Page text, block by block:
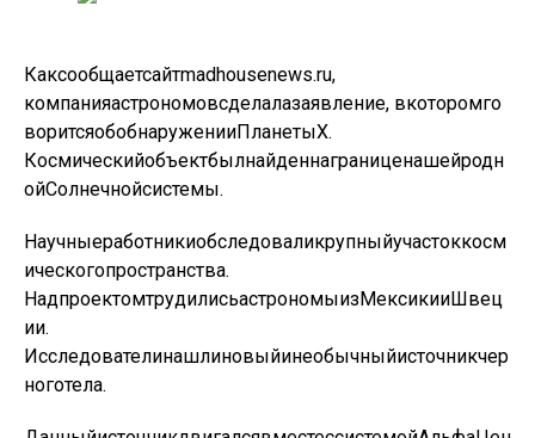
Каксообщаетсайтmadhousenews.ru,
компанияастрономовсделалазаявление, вкоторомго
воритсяобобнаруженииПланетыХ.
Космическийобъектбылнайденнаграниценашейродн
ойСолнечнойсистемы.
Научныеработникиобследоваликрупныйучастоккосм
ическогопространства.
НадпроектомтрудилисьастрономыизМексикииШвец
ии.
Исследователинашлиновыйинеобычныйисточникчер
ноготела.